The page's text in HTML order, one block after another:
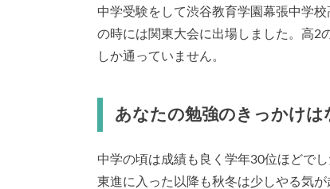
中学受験をして渋谷教育学園幕張中学
の時には関東大会に出場しました。高2
しか通っていません。
あなたの勉強のきっかけは
中学の頃は成績も良く学年30位ほどで
東進に入った以降も秋冬は少しやる気